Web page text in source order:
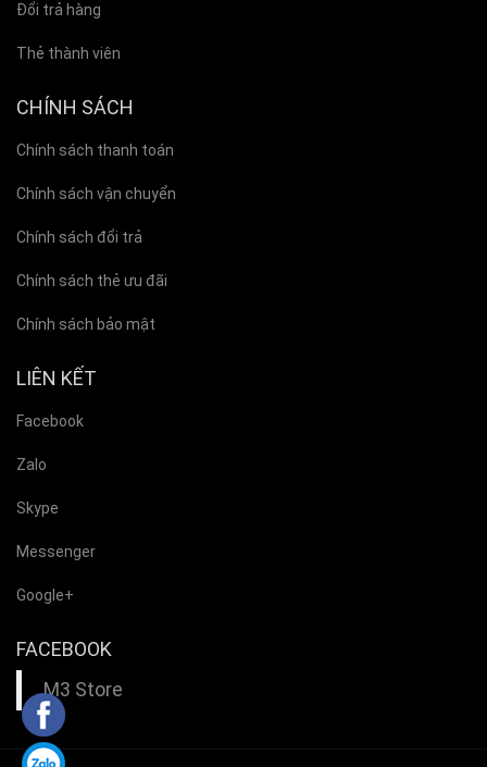
Đổi trả hàng
Thẻ thành viên
CHÍNH SÁCH
Chính sách thanh toán
Chính sách vận chuyển
Chính sách đổi trả
Chính sách thẻ ưu đãi
Chính sách bảo mật
LIÊN KẾT
Facebook
Zalo
Skype
Messenger
Google+
FACEBOOK
M3 Store